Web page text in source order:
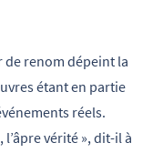
de renom dépeint la
étant en partie
réels.
vérité », dit-il à